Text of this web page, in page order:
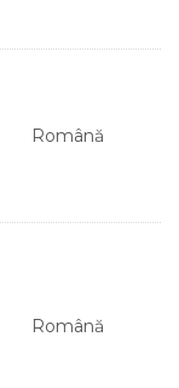
Română
Română